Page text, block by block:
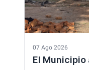
07 Ago 2026
El Municipio